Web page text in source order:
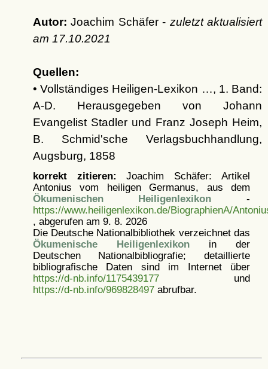
Autor: Joachim Schäfer - zuletzt aktualisiert
am 17.10.2021
Quellen:
• Vollständiges Heiligen-Lexikon …, 1. Band:
A-D. Herausgegeben von Johann
Evangelist Stadler und Franz Joseph Heim,
B. Schmid'sche Verlagsbuchhandlung,
Augsburg, 1858
korrekt zitieren: Joachim Schäfer: Artikel
Antonius vom heiligen Germanus, aus dem
Ökumenischen Heiligenlexikon -
https://www.heiligenlexikon.de/BiographienA/
, abgerufen am 9. 8. 2026
Die Deutsche Nationalbibliothek verzeichnet das
Ökumenische Heiligenlexikonin der
Deutschen Nationalbibliografie; detaillierte
bibliografische Daten sind im Internet über
https://d-nb.info/1175439177und
https://d-nb.info/969828497abrufbar.